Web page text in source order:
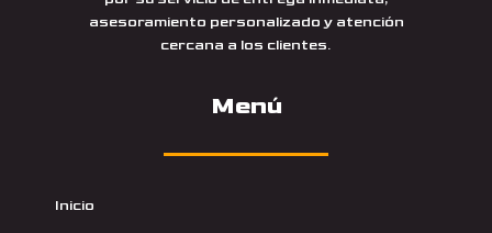
asesoramiento personalizado y atención
cercana a los clientes.
Menú
Inicio